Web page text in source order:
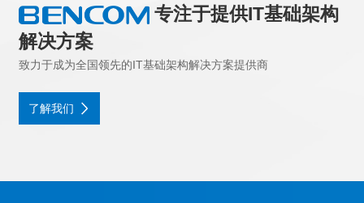
专注于提供IT基础架构
解决方案
致力于成为全国领先的IT基础架构解决方案提供商
了解我们